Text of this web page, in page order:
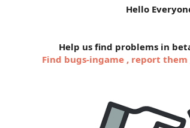
Hello
Help us find problems in
Find bugs-ingame , report